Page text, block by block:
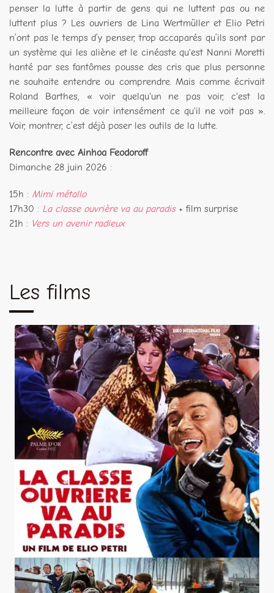
penser la lutte à partir de gens qui ne luttent pas ou ne
luttent plus ? Les ouvriers de Lina Wertmüller et Elio Petri
n’ont pas le temps d’y penser, trop accaparés qu’ils sont par
un système qui les aliène et le cinéaste qu'est Nanni Moretti
hanté par ses fantômes pousse des cris que plus personne
ne souhaite entendre ou comprendre. Mais comme écrivait
Roland Barthes, « voir quelqu'un ne pas voir, c'est la
meilleure façon de voir intensément ce qu'il ne voit pas ».
Voir, montrer, c’est déjà poser les outils de la lutte.
Rencontre avec Ainhoa Feodoroff
Dimanche 28 juin 2026 :
15h : Mimi métallo
17h30 : La classe ouvrière va au paradis+ film surprise
21h : Vers un avenir radieux
Les films
La Classe ouvrière va au paradis